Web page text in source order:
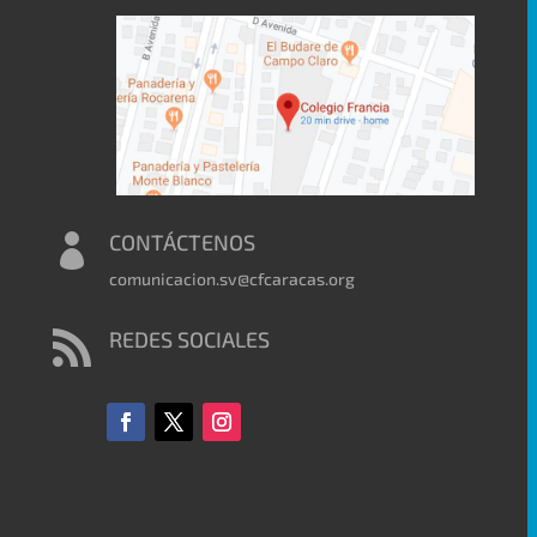
 CONTÁCTENOS
comunicacion.sv@cfcaracas.org
 REDES SOCIALES